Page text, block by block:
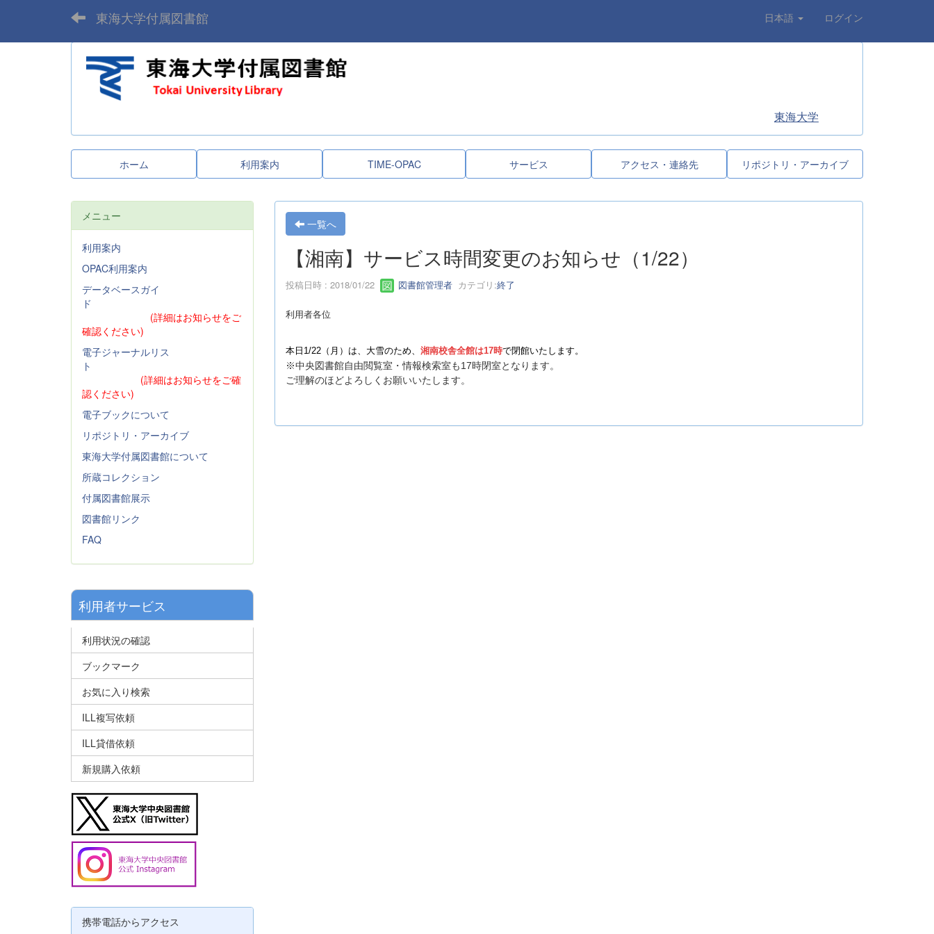
東海大学付属図書館 日本語 ログイン
東海大学
ホーム 利用案内 TIME-OPAC サービス アクセス・連絡先 リポジトリ・アーカイブ
一覧へ
【湘南】サービス時間変更のお知らせ（1/22）
投稿日時 : 2018/01/22 図書館管理者カテゴリ:終了
利用者各位
本日1/22（月）は、大雪のため、 湘南校舎全館は17時で閉館いたします。
※中央図書館自由閲覧室・情報検索室も17時閉室となります。
ご理解のほどよろしくお願いいたします。
メニュー
利用案内
OPAC利用案内
データベースガイ
ド
(詳細はお知らせをご
確認ください)
電子ジャーナルリス
ト
(詳細はお知らせをご確
認ください)
電子ブックについて
リポジトリ・アーカイブ
東海大学付属図書館について
所蔵コレクション
付属図書館展示
図書館リンク
FAQ
利用者サービス
利用状況の確認
ブックマーク
お気に入り検索
ILL複写依頼
ILL貸借依頼
新規購入依頼
携帯電話からアクセス